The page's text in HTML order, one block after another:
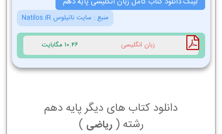
منبع : سایت ناتیلوس Natilos.iR
زبان انگلیسی 10.46 مگابایت
دانلود کتاب های دیگر پایه دهم
رشته (ریاضی )